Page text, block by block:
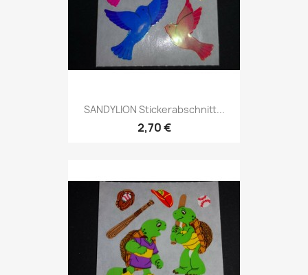
SANDYLION Stickerabschnitt...
2,70 €